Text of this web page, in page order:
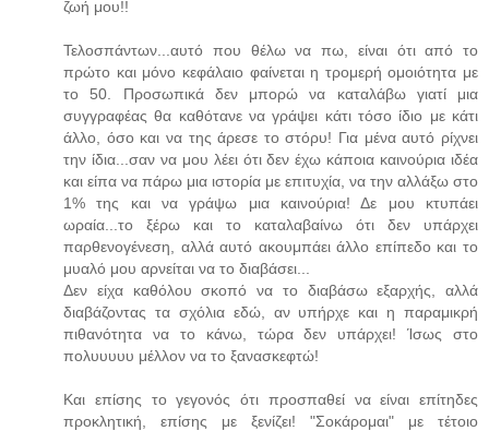
ζωή μου!!
Τελοσπάντων...αυτό που θέλω να πω, είναι ότι από το
πρώτο και μόνο κεφάλαιο φαίνεται η τρομερή ομοιότητα με
το 50. Προσωπικά δεν μπορώ να καταλάβω γιατί μια
συγγραφέας θα καθότανε να γράψει κάτι τόσο ίδιο με κάτι
άλλο, όσο και να της άρεσε το στόρυ! Για μένα αυτό ρίχνει
την ίδια...σαν να μου λέει ότι δεν έχω κάποια καινούρια ιδέα
και είπα να πάρω μια ιστορία με επιτυχία, να την αλλάξω στο
1% της και να γράψω μια καινούρια! Δε μου κτυπάει
ωραία...το ξέρω και το καταλαβαίνω ότι δεν υπάρχει
παρθενογένεση, αλλά αυτό ακουμπάει άλλο επίπεδο και το
μυαλό μου αρνείται να το διαβάσει...
Δεν είχα καθόλου σκοπό να το διαβάσω εξαρχής, αλλά
διαβάζοντας τα σχόλια εδώ, αν υπήρχε και η παραμικρή
πιθανότητα να το κάνω, τώρα δεν υπάρχει! Ίσως στο
πολυυυυυ μέλλον να το ξανασκεφτώ!
Και επίσης το γεγονός ότι προσπαθεί να είναι επίτηδες
προκλητική, επίσης με ξενίζει! "Σοκάρομαι" με τέτοιο